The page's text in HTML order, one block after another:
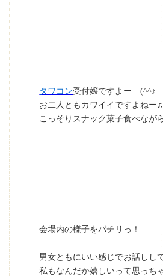
タワコン受付嬢ですよー (^^♪
お二人ともカワイイですよねー♫
こっそりスナック菓子食べなが
会場内の様子をパチリっ！
男女ともにいい感じでお話しし
私もなんだか嬉しいって思っち